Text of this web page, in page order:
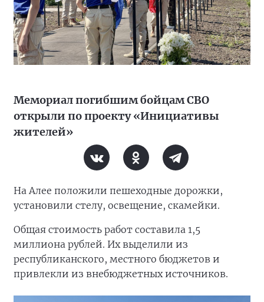
Мемориал погибшим бойцам СВО
открыли по проекту «Инициативы
жителей»
На Алее положили пешеходные дорожки,
установили стелу, освещение, скамейки.
Общая стоимость работ составила 1,5
миллиона рублей. Их выделили из
республиканского, местного бюджетов и
привлекли из внебюджетных источников.